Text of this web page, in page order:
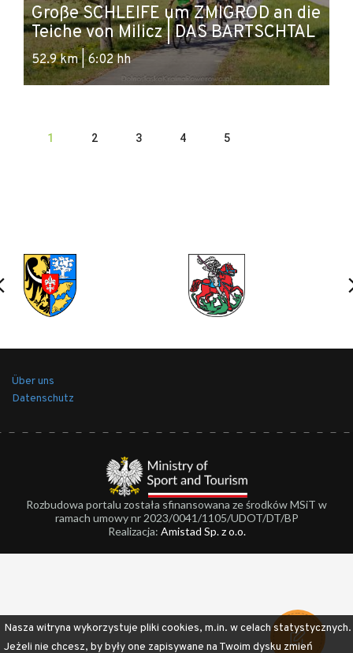
Große SCHLEIFE um ZMIGROD an die
Teiche von Milicz | DAS BARTSCHTAL
52.9 km | 6:02 hh
1 2 3 4 5
Über uns
Datenschutz
Rozbudowa portalu została sfinansowana ze środków MSiT w
ramach umowy nr 2023/0041/1105/UDOT/DT/BP
Realizacja: Amistad Sp. z o.o.
Nasza witryna wykorzystuje pliki cookies, m.in. w celach statystycznych.
Jeżeli nie chcesz, by były one zapisywane na Twoim dysku zmień